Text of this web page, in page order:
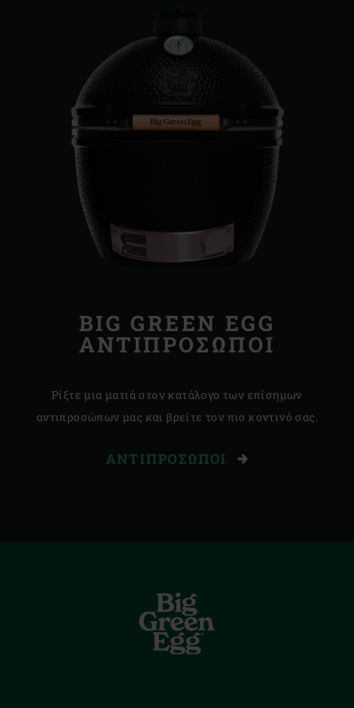
BIG GREEN EGG
ΑΝΤΙΠΡΟΣΩΠΟΙ
Ρίξτε μια ματιά στον κατάλογο των επίσημων
αντιπροσώπων μας και βρείτε τον πιο κοντινό σας.
ΑΝΤΙΠΡΌΣΩΠΟΙ